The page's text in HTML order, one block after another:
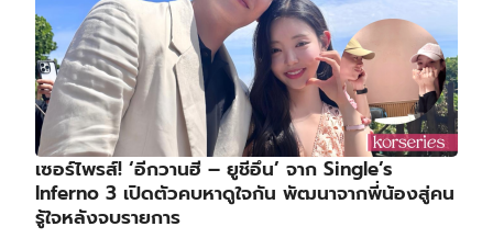
เซอร์ไพรส์! ‘อีกวานฮี – ยูชีอึน’ จาก Single’s
Inferno 3 เปิดตัวคบหาดูใจกัน พัฒนาจากพี่น้องสู่คน
รู้ใจหลังจบรายการ